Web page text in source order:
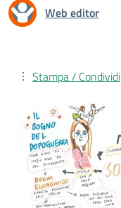
Web editor
Stampa / Condividi